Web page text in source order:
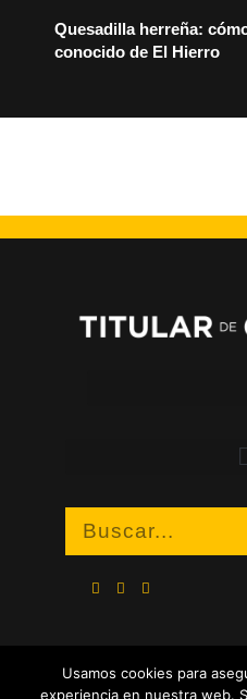
Quesadilla herreña:
conocido de El Hierro
Usamos cookies para
experiencia en nuestra web.